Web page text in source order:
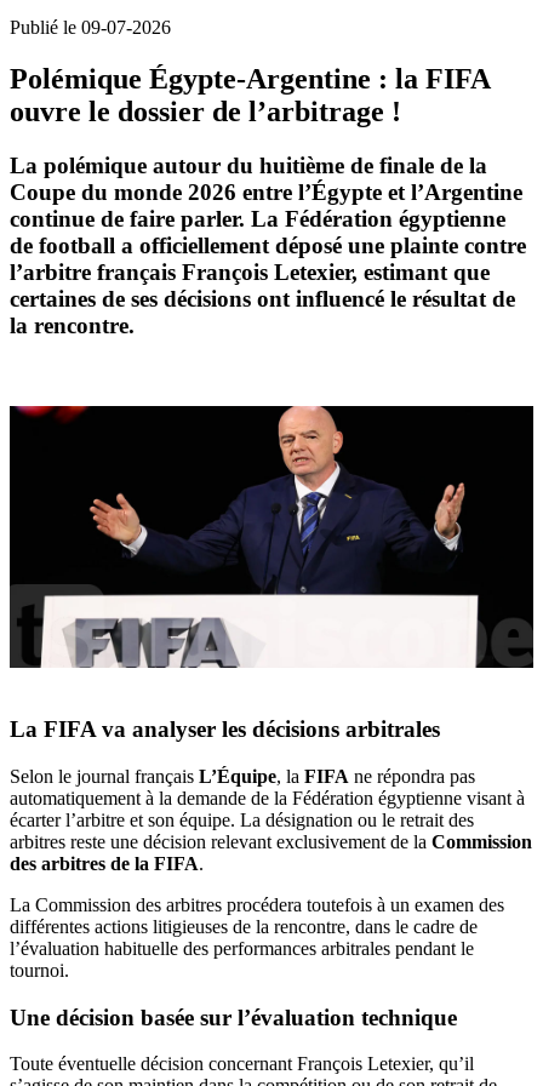
Publié le 09-07-2026
Polémique Égypte-Argentine : la FIFA
ouvre le dossier de l’arbitrage !
La polémique autour du huitième de finale de la
Coupe du monde 2026 entre l’Égypte et l’Argentine
continue de faire parler. La Fédération égyptienne
de football a officiellement déposé une plainte contre
l’arbitre français François Letexier, estimant que
certaines de ses décisions ont influencé le résultat de
la rencontre.
La FIFA va analyser les décisions arbitrales
Selon le journal français L’Équipe, la FIFA ne répondra pas
automatiquement à la demande de la Fédération égyptienne visant à
écarter l’arbitre et son équipe. La désignation ou le retrait des
arbitres reste une décision relevant exclusivement de la Commission
des arbitres de la FIFA.
La Commission des arbitres procédera toutefois à un examen des
différentes actions litigieuses de la rencontre, dans le cadre de
l’évaluation habituelle des performances arbitrales pendant le
tournoi.
Une décision basée sur l’évaluation technique
Toute éventuelle décision concernant François Letexier, qu’il